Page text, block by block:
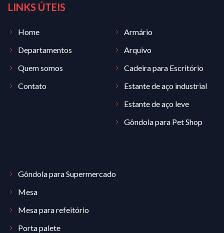
LINKS ÚTEIS
Home
Departamentos
Quem somos
Contato
Armário
Arquivo
Cadeira para Escritório
Estante de aço industrial
Estante de aço leve
Gôndola para Pet Shop
Gôndola para Supermercado
Mesa
Mesa para refeitório
Porta palete